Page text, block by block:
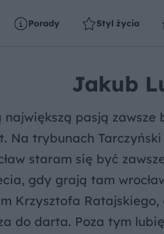
Porady Styl życia
Jakub
największą pasją zawsze
Na trybunach
staram się być
gdy grają tam
Krzysztofa
do darta. Poza tym